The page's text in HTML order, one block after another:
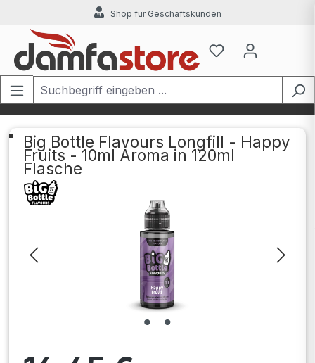
Zum Hauptinhalt springenShop für Geschäftskunden
Big Bottle Flavours Longfill - Happy
Fruits - 10ml Aroma in 120ml
Flasche
Bildergalerie überspringen